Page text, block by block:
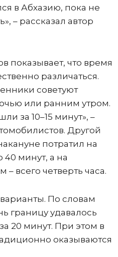
в Абхазию, пока не
– рассказал автор
показывает, что время
различаться.
советуют
или ранним утром.
за 10–15 минут», –
Другой
потратил на
40 минут, а на
всего четверть часа.
По словам
границу удавалось
20 минут. При этом в
оказываются